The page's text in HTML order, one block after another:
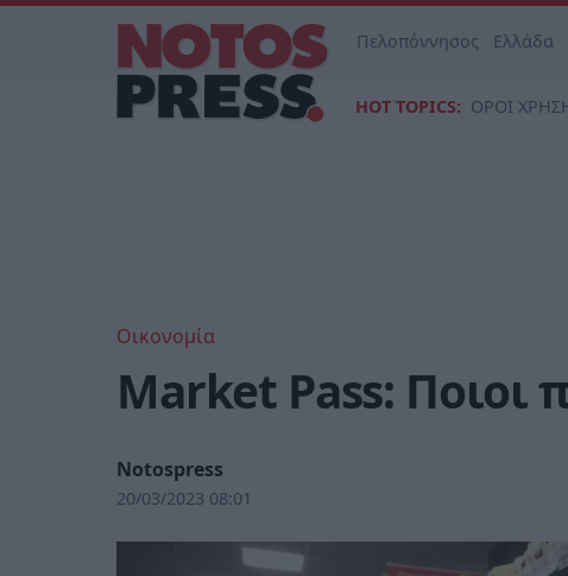
Πελοπόννησος Ελλάδα
HOT TOPICS: ΟΡΟΙ
Οικονομία
Market Pass: Ποιοι
Notospress
20/03/2023 08:01